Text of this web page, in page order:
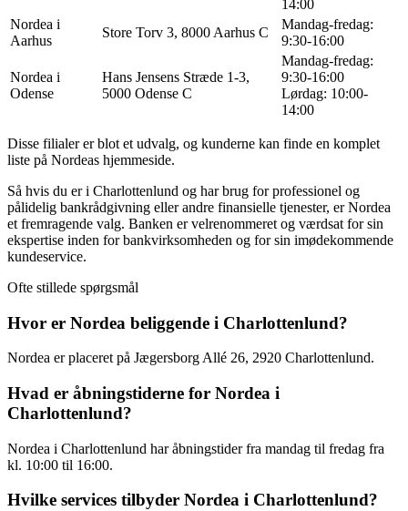
14:00
Nordea i
Aarhus
Store Torv 3, 8000 Aarhus C
Mandag-fredag:
9:30-16:00
Nordea i
Odense
Hans Jensens Stræde 1-3,
5000 Odense C
Mandag-fredag:
9:30-16:00
Lørdag: 10:00-
14:00
Disse filialer er blot et udvalg, og kunderne kan finde en komplet
liste på Nordeas hjemmeside.
Så hvis du er i Charlottenlund og har brug for professionel og
pålidelig bankrådgivning eller andre finansielle tjenester, er Nordea
et fremragende valg. Banken er velrenommeret og værdsat for sin
ekspertise inden for bankvirksomheden og for sin imødekommende
kundeservice.
Ofte stillede spørgsmål
Hvor er Nordea beliggende i Charlottenlund?
Nordea er placeret på Jægersborg Allé 26, 2920 Charlottenlund.
Hvad er åbningstiderne for Nordea i
Charlottenlund?
Nordea i Charlottenlund har åbningstider fra mandag til fredag ​​fra
kl. 10:00 til 16:00.
Hvilke services tilbyder Nordea i Charlottenlund?